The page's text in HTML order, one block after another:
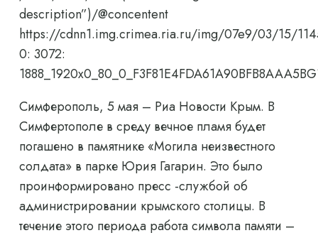
description”)/@concentent
https://cdnn1.img.crimea.ria.ru/img/07e9/03/15/
0: 3072:
Симферополь, 5 мая – Риа Новости Крым. В
Симфертополе в среду вечное пламя будет
погашено в памятнике «Могила неизвестного
солдата» в парке Юрия Гагарин. Это было
проинформировано пресс -службой об
администрировании крымского столицы. В
течение этого периода работа символа памяти –